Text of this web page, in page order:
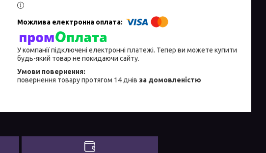
У компанії підключені електронні платежі. Тепер ви можете купити
будь-який товар не покидаючи сайту.
повернення товару протягом 14 днів за домовленістю